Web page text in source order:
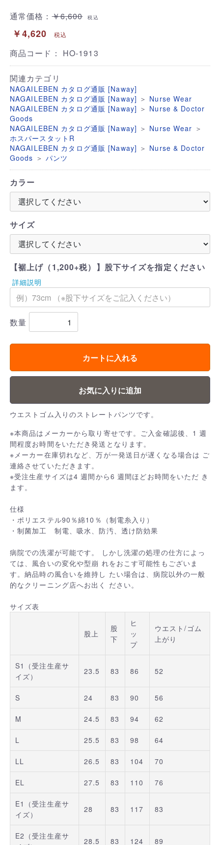
通常価格：￥6,600 税込
￥4,620 税込
商品コード： HO-1913
関連カテゴリ
NAGAILEBEN カタログ通販 [Naway]
NAGAILEBEN カタログ通販 [Naway] ＞ Nurse Wear
NAGAILEBEN カタログ通販 [Naway] ＞ Nurse & Doctor
Goods
NAGAILEBEN カタログ通販 [Naway] ＞ Nurse Wear ＞
ホスパースタットR
NAGAILEBEN カタログ通販 [Naway] ＞ Nurse & Doctor
Goods ＞ パンツ
カラー
サイズ
【裾上げ（1,200+税）】股下サイズを指定ください
詳細説明
数量
カートに入れる
お気に入りに追加
ウエストゴム入りのストレートパンツです。
※本商品はメーカーから取り寄せです。ご入金確認後、1 週
間程度お時間をいただき発送となります。
※メーカー在庫切れなど、万が一発送日が遅くなる場合は ご
連絡させていただきます。
※受注生産サイズは4 週間から6 週間ほどお時間をいただ き
ます。
仕様
・ポリエステル90％綿10％（制電糸入り）
・制菌加工 制電、吸水、防汚、透け防効果
病院での洗濯が可能です。 しかし洗濯の処理の仕方によっ
ては、風合いの変化や型崩 れをおこす可能性もございま
す。納品時の風合いを維持し たい場合は、病院以外の一般
的なクリーニング店へお出く ださい。
サイズ表
股上
股
下
ヒ
ッ
プ
ウエスト/ゴム
上がり
S1（受注生産サ
イズ）
23.5 83 86 52
S 24 83 90 56
M 24.5 83 94 62
L 25.5 83 98 64
LL 26.5 83 104 70
EL 27.5 83 110 76
E1（受注生産サ
イズ）
28 83 117 83
E2（受注生産サ
28.5 83 124 89